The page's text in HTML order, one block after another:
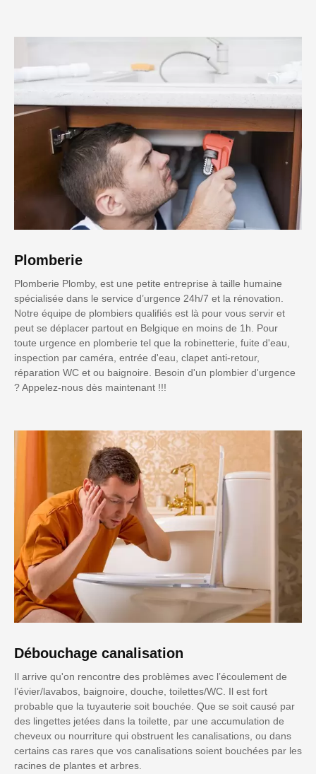
Plomberie
Plomberie Plomby, est une petite entreprise à taille humaine
spécialisée dans le service d’urgence 24h/7 et la rénovation.
Notre équipe de plombiers qualifiés est là pour vous servir et
peut se déplacer partout en Belgique en moins de 1h. Pour
toute urgence en plomberie tel que la robinetterie, fuite d'eau,
inspection par caméra, entrée d'eau, clapet anti-retour,
réparation WC et ou baignoire. Besoin d'un plombier d'urgence
? Appelez-nous dès maintenant !!!
Débouchage canalisation
Il arrive qu'on rencontre des problèmes avec l’écoulement de
l’évier/lavabos, baignoire, douche, toilettes/WC. Il est fort
probable que la tuyauterie soit bouchée. Que se soit causé par
des lingettes jetées dans la toilette, par une accumulation de
cheveux ou nourriture qui obstruent les canalisations, ou dans
certains cas rares que vos canalisations soient bouchées par les
racines de plantes et arbres.